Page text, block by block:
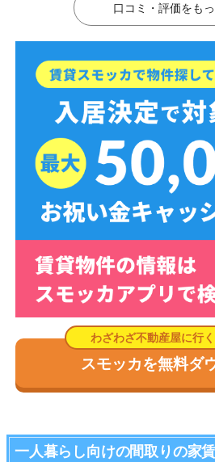
口コミ・評価をも
スモッカを無料ダ
一人暮らし向けの間取りの家